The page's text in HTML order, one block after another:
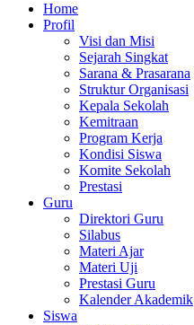
Home
Profil
Visi dan Misi
Sejarah Singkat
Sarana & Prasarana
Struktur Organisasi
Kepala Sekolah
Kemitraan
Program Kerja
Kondisi Siswa
Komite Sekolah
Prestasi
Guru
Direktori Guru
Silabus
Materi Ajar
Materi Uji
Prestasi Guru
Kalender Akademik
Siswa